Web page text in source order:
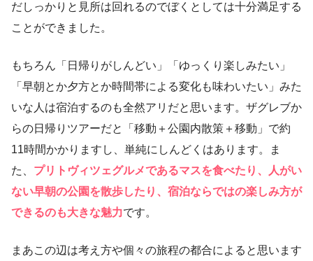
だしっかりと見所は回れるのでぼくとしては十分満足する
ことができました。
もちろん「日帰りがしんどい」「ゆっくり楽しみたい」
「早朝とか夕方とか時間帯による変化も味わいたい」みた
いな人は宿泊するのも全然アリだと思います。ザグレブか
らの日帰りツアーだと「移動＋公園内散策＋移動」で約
11時間かかりますし、単純にしんどくはあります。ま
た、 プリトヴィツェグルメであるマスを食べたり、人がい
ない早朝の公園を散歩したり、宿泊ならではの楽しみ方が
できるのも大きな魅力です。
まあこの辺は考え方や個々の旅程の都合によると思います